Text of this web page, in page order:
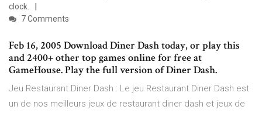
clock.
7 Comments
Feb 16, 2005 Download Diner Dash today, or play this
and 2400+ other top games online for free at
GameHouse. Play the full version of Diner Dash.
Jeu Restaurant Diner Dash : Le jeu Restaurant Diner Dash est
un de nos meilleurs jeux de restaurant diner dash et jeux de